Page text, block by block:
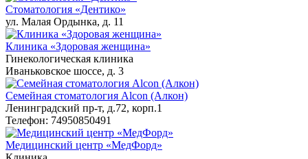
Стоматология «Дентико»
ул. Малая Ордынка, д. 11
Клиника «Здоровая женщина»
Гинекологическая клиника
Иваньковское шоссе, д. 3
Семейная стоматология Alcon (Алкон)
Ленинградский пр-т, д.72, корп.1
Телефон: 74950850491
Медицинский центр «МедФорд»